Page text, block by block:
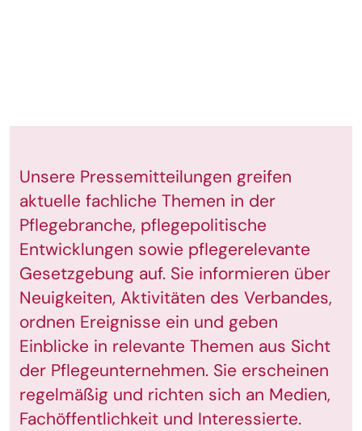
Unsere Pressemitteilungen greifen
aktuelle fachliche Themen in der
Pflegebranche, pflegepolitische
Entwicklungen sowie pflegerelevante
Gesetzgebung auf. Sie informieren über
Neuigkeiten, Aktivitäten des Verbandes,
ordnen Ereignisse ein und geben
Einblicke in relevante Themen aus Sicht
der Pflegeunternehmen. Sie erscheinen
regelmäßig und richten sich an Medien,
Fachöffentlichkeit und Interessierte.